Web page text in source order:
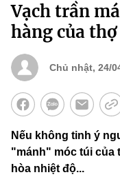
Vạch trần
hàng của
Chủ nhật, 24/
Nếu không tinh ý
"mánh" móc túi của
hòa nhiệt độ...